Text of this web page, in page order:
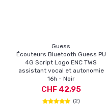
Guess
Écouteurs Bluetooth Guess PU
4G Script Logo ENC TWS
assistant vocal et autonomie
16h - Noir
CHF 42,95
(2)